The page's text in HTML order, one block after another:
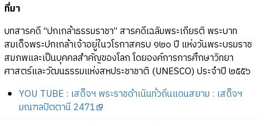
ที่มา
บทสารคดี “ปกเกล้าธรรมราชา” สารคดีเฉลิมพระเกียรติ พระบาท
สมเด็จพระปกเกล้าเจ้าอยู่ในวโรกาสครบ ๑๒๐ ปี แห่งวันพระบรมราช
สมภพและเป็นบุคคลสำคัญของโลก โดยองค์การการศึกษาวิทยา
ศาสตร์และวัฒนธรรมแห่งสหประชาชาติ (UNESCO) ประจำปี ๒๕๕๖
YOU TUBE : เสด็จฯ พระราชดำเนินทั่วถิ่นแดนสยาม : เสด็จฯ
มณฑลปัตตานี 2471